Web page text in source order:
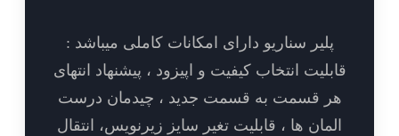
پلیر سناریو دارای امکانات کاملی میباشد :
انتخاب کیفیت و اپیزود ، پیشنهاد انتهای
قسمت به قسمت جدید ، چیدمان درست
ها ، قابلیت تغیر سایز زیرنویس، انتقال